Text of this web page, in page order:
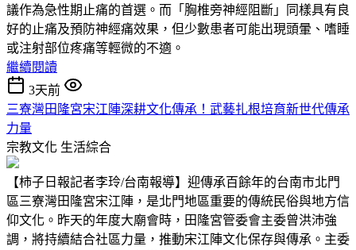
議作為急性期止痛的首選。而「胸椎旁神經阻斷」同樣具有良
好的止痛及預防神經痛效果，但少數患者可能出現頭暈、嗜睡
或注射部位疼痛等輕微的不適。
繼續閱讀
3天前
三寮灣田隆宮宋江陣深耕文化傳承！武藝扎根培育新世代傳承
力量
宗教文化 生活綜合
【柿子日報記者李玲/台南報導】迎傳承百餘年的台南市北門
區三寮灣田隆宮宋江陣，是北門地區重要的傳統民俗與地方信
仰文化。昨天的年度大廟會時，田隆宮管委會主委曾洪沛強
調，將持續結合社區力量，推動宋江陣文化保存與傳承。主委